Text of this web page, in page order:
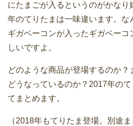
にたまごが入るというのがかなり
年のてりたまは一味違います。な
ギガベーコンが入ったギガベーコ
しいですよ。
どのような商品が登場するのか
どうなっているのか？2017年の
てまとめます。
（2018年もてりたま登場。別途